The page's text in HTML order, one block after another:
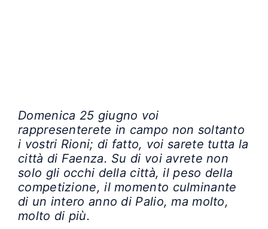
Domenica 25 giugno voi
rappresenterete in campo non soltanto
i vostri Rioni; di fatto, voi sarete tutta la
città di Faenza. Su di voi avrete non
solo gli occhi della città, il peso della
competizione, il momento culminante
di un intero anno di Palio, ma molto,
molto di più.